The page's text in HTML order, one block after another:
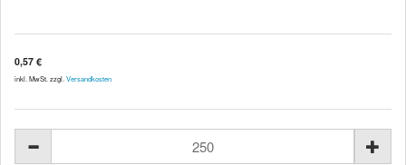
0,57 €
inkl. MwSt. zzgl. Versandkosten